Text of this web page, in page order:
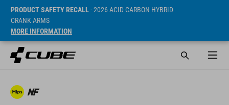
PRODUCT SAFETY RECALL- 2026 ACID CARBON HYBRID
CRANK ARMS
MORE INFORMATION